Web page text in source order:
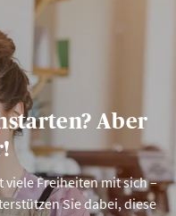
Aber
Freiheiten mit sich –
Sie dabei, diese